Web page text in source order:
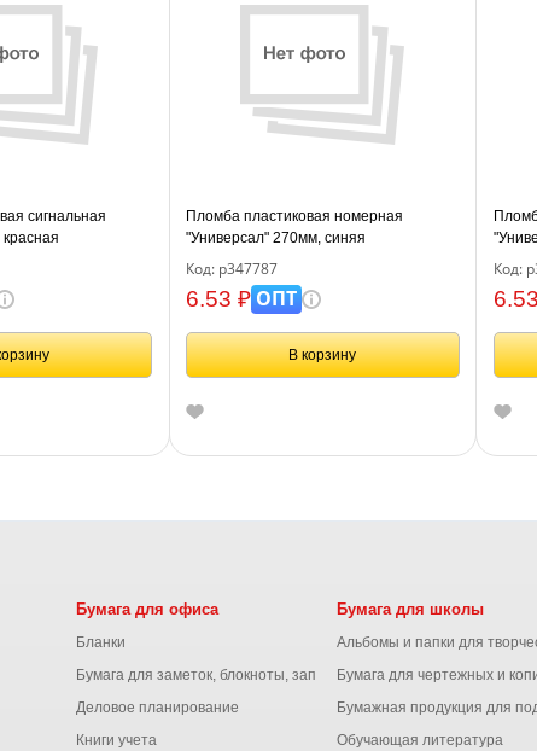
сигнальная
Пломба пластиковая номерная
"Универсал" 270мм, синяя
Код: р347787
6.53 ₽ОПТ
В корзину
Код:
Бумага для офиса
Бланки
Бумага для заметок, блокноты, записные книжки
Деловое планирование
Книги учета
Бумага для школы
Альбомы и папки для
Бумага для чертежных и
Бумажная продукция для
Обучающая литература